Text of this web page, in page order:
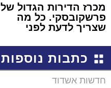
מכרז הדירות הגדול של
פרשקובסקי. כל מה
שצריך לדעת לפני
באשדוד
כתבות נוספות
חדשות אשדוד